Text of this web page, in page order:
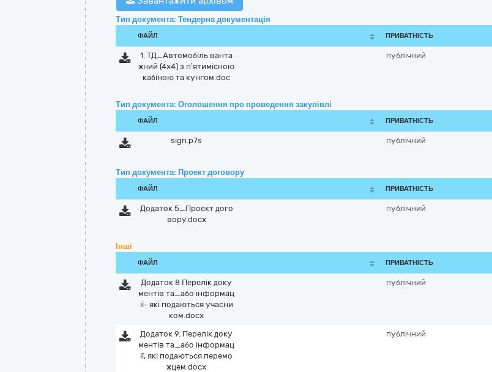
Тип документа: Тендерна документація
ФАЙЛ ПРИВАТНІСТЬ
1. ТД_Автомобіль ванта
жний (4х4) з п’ятимісною
кабіною та кунгом.doc
публічний
Тип документа: Оголошення про проведення закупівлі
ФАЙЛ ПРИВАТНІСТЬ
sign.p7s публічний
Тип документа: Проект договору
ФАЙЛ ПРИВАТНІСТЬ
Додаток 5_Проєкт дого
вору.docx
публічний
Інші
ФАЙЛ ПРИВАТНІСТЬ
Додаток 8 Перелік доку
ментів та_або інформац
ії- які подаються учасни
ком.docx
публічний
Додаток 9. Перелік доку
ментів та_або інформац
ії, які подаються перемо
жцем.docx
публічний